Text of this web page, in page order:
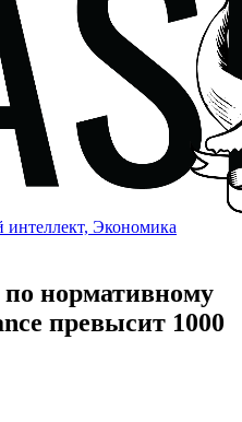
Экономика
нормативному
превысит 1000